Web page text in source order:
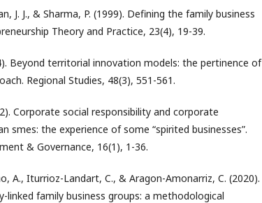
J. J., & Sharma, P. (1999). Defining the family business
Theory and Practice, 23(4), 19-39.
Beyond territorial innovation models: the pertinence of
Regional Studies, 48(3), 551-561.
Corporate social responsibility and corporate
smes: the experience of some “spirited businesses”.
& Governance, 16(1), 1-36.
A., Iturrioz-Landart, C., & Aragon-Amonarriz, C. (2020).
family business groups: a methodological